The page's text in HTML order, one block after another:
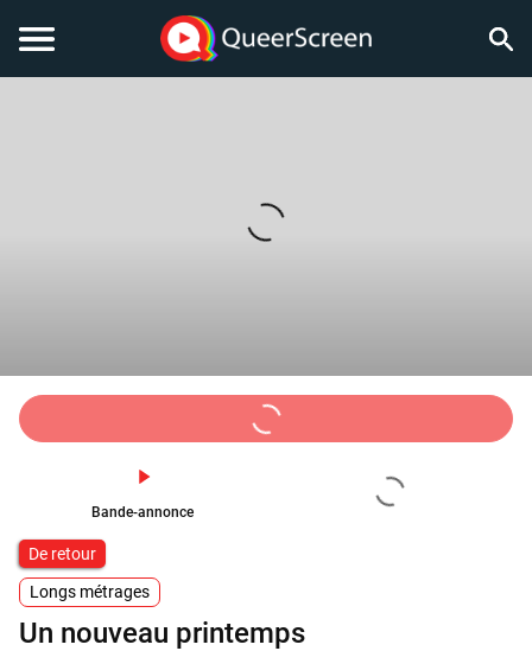
Bande-annonce
De retour
Longs métrages
Un nouveau printemps